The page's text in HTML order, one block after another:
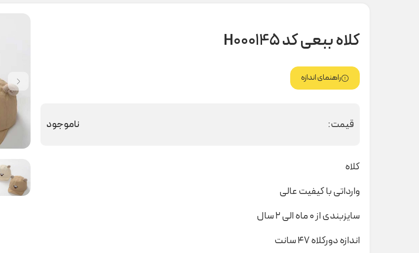
کلاه ببعی کد H000145
راهنمای اندازه
قیمت: ناموجود
کلاه
وارداتی با کیفیت عالی
سایزبندی از ۰ ماه الی ۲ سال
اندازه دورکلاه ۴۷ سانت